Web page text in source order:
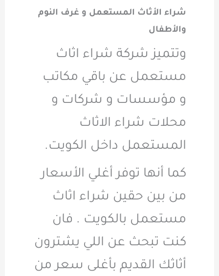
شراء الأثاث المستعمل و غرف النوم
والأطفال
وتتميز شركة شراء اثاث
مستعمل عن باقي مكاتب
و مؤسسات و شركات و
محلات شراء الاثاث
المستعمل داخل الكويت.
كما أنها توفر أغلي الأسعار
من بين حقين شراء اثاث
مستعمل بالكويت . فان
كنت تبحث عن اللي يشترون
أثاثك القديم بأغلى سعر من